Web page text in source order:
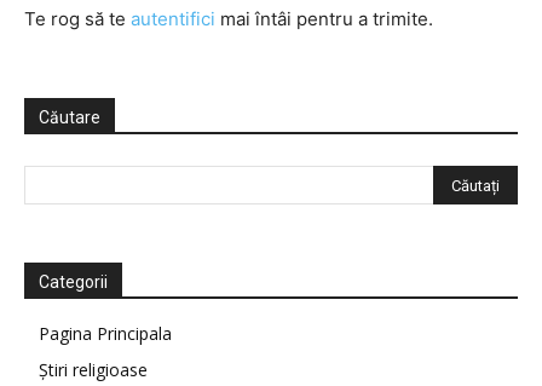
Te rog să te autentifici mai întâi pentru a trimite.
Căutare
Categorii
Pagina Principala
Știri religioase